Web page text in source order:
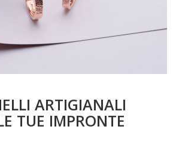
ARTIGIANALI
TUE IMPRONTE